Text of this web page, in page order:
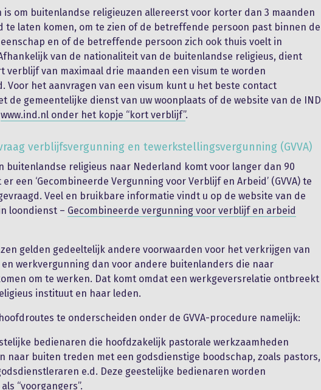
is om buitenlandse religieuzen allereerst voor korter dan 3 maanden
te laten komen, om te zien of de betreffende persoon past binnen de
en of de betreffende persoon zich ook thuis voelt in
van de nationaliteit van de buitenlandse religieus, dient
verblijf van maximaal drie maanden een visum te worden
Voor het aanvragen van een visum kunt u het beste contact
de gemeentelijke dienst van uw woonplaats of de website van de IND
www.ind.nl onder het kopje “kort verblijf”.
verblijfsvergunning en tewerkstellingsvergunning (GVVA)
buitenlandse religieus naar Nederland komt voor langer dan 90
een ‘Gecombineerde Vergunning voor Verblijf en Arbeid’ (GVVA) te
Veel en bruikbare informatie vindt u op de website van de
loondienst – Gecombineerde vergunning voor verblijf en arbeid
gelden gedeeltelijk andere voorwaarden voor het verkrijgen van
werkvergunning dan voor andere buitenlanders die naar
om te werken. Dat komt omdat een werkgeversrelatie ontbreekt
instituut en haar leden.
te onderscheiden onder de GVVA-procedure namelijk:
bedienaren die hoofdzakelijk pastorale werkzaamheden
naar buiten treden met een godsdienstige boodschap, zoals pastors,
e.d. Deze geestelijke bedienaren worden
“voorgangers”.